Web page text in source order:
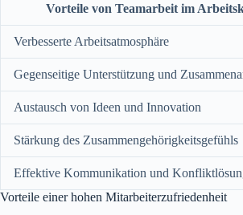
Vorteile von Teamarbeit im
Verbesserte Arbeitsatmosphäre
Gegenseitige Unterstützung und
Austausch von Ideen und Innovation
Stärkung des Zusammengehörigkeitsgefühls
Effektive Kommunikation und
Vorteile einer hohen Mitarbeiterzufriedenheit